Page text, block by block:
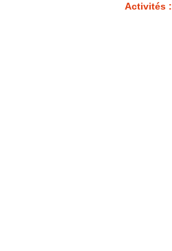
Activités :